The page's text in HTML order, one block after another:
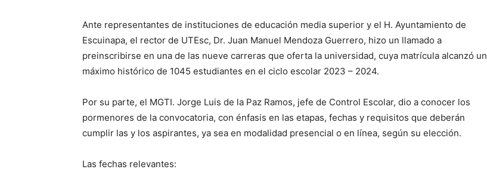
Ante representantes de instituciones de educación media superior y el H. Ayuntamiento de
Escuinapa, el rector de UTEsc, Dr. Juan Manuel Mendoza Guerrero, hizo un llamado a
preinscribirse en una de las nueve carreras que oferta la universidad, cuya matrícula alcanzó un
máximo histórico de 1045 estudiantes en el ciclo escolar 2023 – 2024.
Por su parte, el MGTI. Jorge Luis de la Paz Ramos, jefe de Control Escolar, dio a conocer los
pormenores de la convocatoria, con énfasis en las etapas, fechas y requisitos que deberán
cumplir las y los aspirantes, ya sea en modalidad presencial o en línea, según su elección.
Las fechas relevantes: